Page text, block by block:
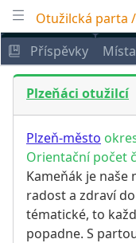
Otužilcká parta
Příspěvky
Místa
Plzeňáci otužilcí
Plzeň-město
Orientační počet
Kameňák je naše
radost a zdraví
tématické, to
popadne. S